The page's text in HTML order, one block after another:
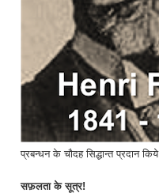
प्रबन्धन के चौदह सिद्धान्त प्रदान किये
सफ़लता के सूत्र!